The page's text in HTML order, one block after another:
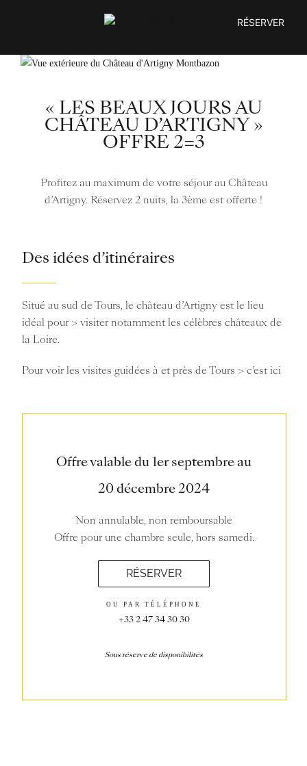
RÉSERVER
« LES BEAUX JOURS AU
CHÂTEAU D’ARTIGNY »
OFFRE 2=3
Profitez au maximum de votre séjour au Château
d’Artigny. Réservez 2 nuits, la 3ème est offerte !
Des idées d’itinéraires
Situé au sud de Tours, le château d’Artigny est le lieu
idéal pour > visiter notamment les célèbres châteaux de
la Loire.
Pour voir les visites guidées à et près de Tours > c’est ici
Offre valable du 1er septembre au
20 décembre 2024
Non annulable, non remboursable
Offre pour une chambre seule, hors samedi.
RÉSERVER
OU PAR TÉLÉPHONE
+33 2 47 34 30 30
Sous réserve de disponibilités